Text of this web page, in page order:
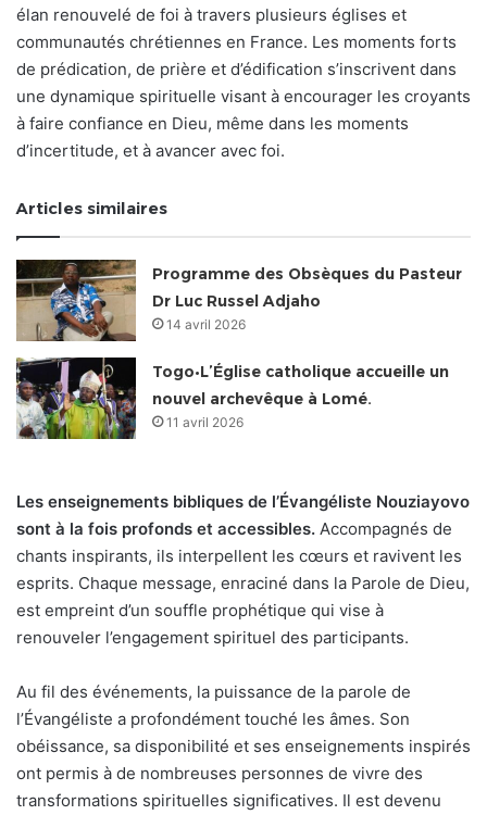
élan renouvelé de foi à travers plusieurs églises et
communautés chrétiennes en France. Les moments forts
de prédication, de prière et d’édification s’inscrivent dans
une dynamique spirituelle visant à encourager les croyants
à faire confiance en Dieu, même dans les moments
d’incertitude, et à avancer avec foi.
Articles similaires
Programme des Obsèques du Pasteur
Dr Luc Russel Adjaho
14 avril 2026
Togo•L’Église catholique accueille un
nouvel archevêque à Lomé.
11 avril 2026
Les enseignements bibliques de l’Évangéliste Nouziayovo
sont à la fois profonds et accessibles. Accompagnés de
chants inspirants, ils interpellent les cœurs et ravivent les
esprits. Chaque message, enraciné dans la Parole de Dieu,
est empreint d’un souffle prophétique qui vise à
renouveler l’engagement spirituel des participants.
Au fil des événements, la puissance de la parole de
l’Évangéliste a profondément touché les âmes. Son
obéissance, sa disponibilité et ses enseignements inspirés
ont permis à de nombreuses personnes de vivre des
transformations spirituelles significatives. Il est devenu